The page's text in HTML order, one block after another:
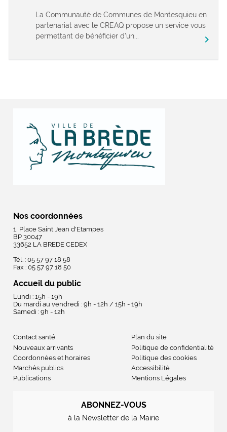
La Communauté de Communes de Montesquieu en
partenariat avec le CREAQ propose un service vous
permettant de bénéficier d’un...
chevron_right
Nos coordonnées
1, Place Saint Jean d'Etampes
BP 30047
33652 LA BREDE CEDEX
Tél. : 05 57 97 18 58
Fax : 05 57 97 18 50
Accueil du public
Lundi : 15h - 19h
Du mardi au vendredi : 9h - 12h / 15h - 19h
Samedi : 9h - 12h
Contact santé
Nouveaux arrivants
Coordonnées et horaires
Marchés publics
Publications
Plan du site
Politique de confidentialité
Politique des cookies
Accessibilité
Mentions Légales
ABONNEZ-VOUS
à la Newsletter de la Mairie